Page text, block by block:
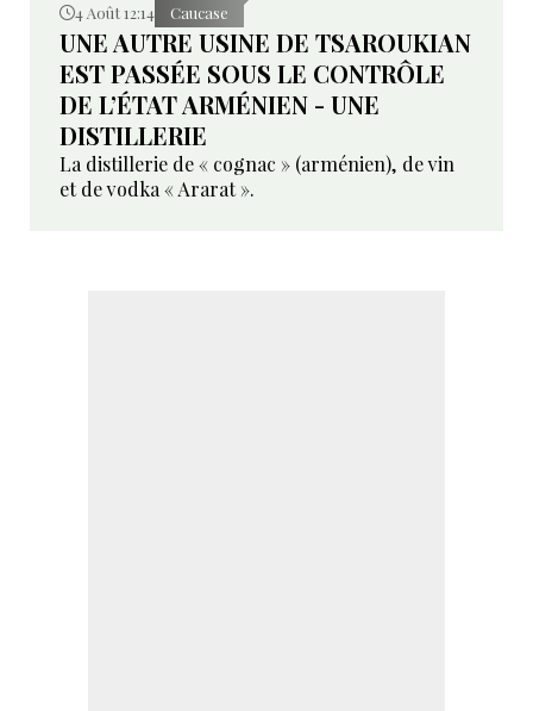
4 Août 12:14 Caucase
UNE AUTRE USINE DE TSAROUKIAN
EST PASSÉE SOUS LE CONTRÔLE
DE L’ÉTAT ARMÉNIEN - UNE
DISTILLERIE
La distillerie de « cognac » (arménien), de vin
et de vodka « Ararat ».